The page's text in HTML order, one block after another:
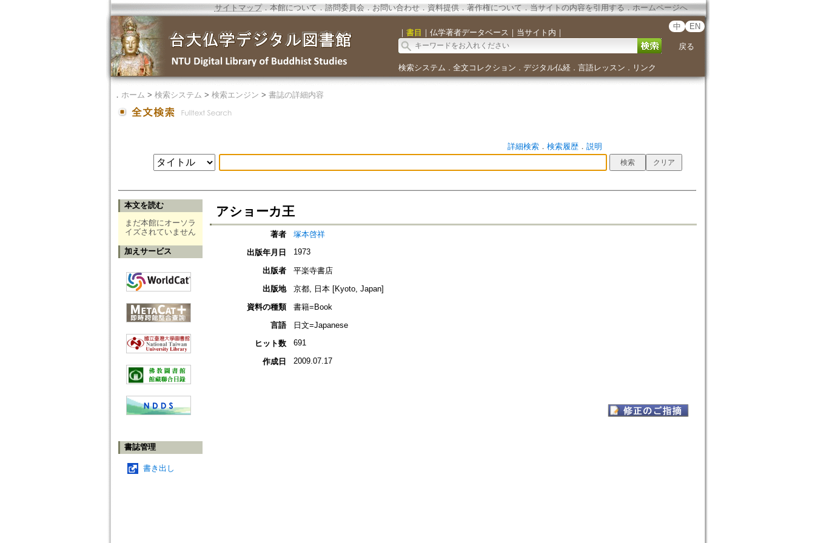
サイトマップ．本館について ． 諮問委員会． お問い合わせ． 資料提供． 著作権について．当サイトの内容を引用する ． ホームページへ
｜ 書目 ｜ 仏学著者データベース ｜ 当サイト内 ｜
中 EN
戻る
検索システム ． 全文コレクション ． デジタル仏経． 言語レッスン ． リンク
． ホーム > 検索システム > 検索エンジン > 書誌の詳細内容
詳細検索． 検索履歴． 説明
本文を読む
まだ本館にオーソラ
イズされていません
加えサービス
書誌管理
書き出し
アショーカ王
著者
塚本啓祥
出版年月日
1973
出版者
平楽寺書店
出版地
京都, 日本 [Kyoto, Japan]
資料の種類
書籍=Book
言語
日文=Japanese
ヒット数
691
作成日 2009.07.17